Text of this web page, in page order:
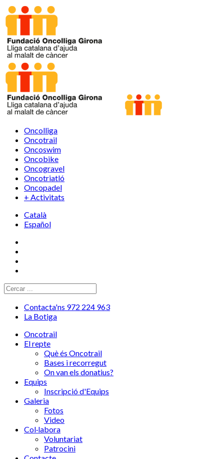
Oncolliga
Oncotrail
Oncoswim
Oncobike
Oncogravel
Oncotriatló
Oncopadel
+ Activitats
Català
Español
Contacta'ns 972 224 963
La Botiga
Oncotrail
El repte
Què és Oncotrail
Bases i recorregut
On van els donatius?
Equips
Inscripció d'Equips
Galeria
Fotos
Video
Col·labora
Voluntariat
Patrocini